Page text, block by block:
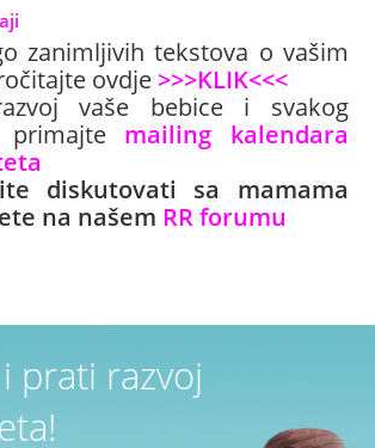
zanimljivih tekstova o vašim
ovdje >>>KLIK<<<
vaše bebice i svakog
primajte mailing kalendara
diskutovati sa mamama
na našem RR forumu
prati razvoj